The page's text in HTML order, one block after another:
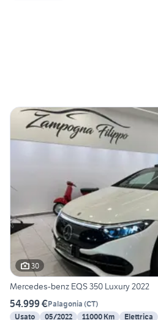
30
Mercedes-benz EQS 350 Luxury 2022
54.999 €Palagonia (CT)
Usato
05/2022 11000 Km Elettrica